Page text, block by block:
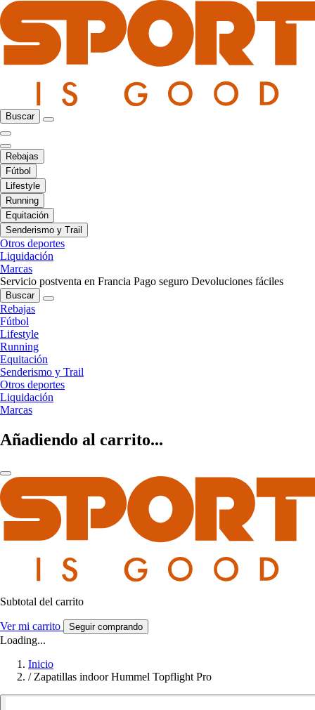
Buscar
Rebajas
Fútbol
Lifestyle
Running
Equitación
Senderismo y Trail
Otros deportes
Liquidación
Marcas
Servicio postventa en Francia Pago seguro Devoluciones fáciles
Buscar
Rebajas
Fútbol
Lifestyle
Running
Equitación
Senderismo y Trail
Otros deportes
Liquidación
Marcas
Añadiendo al carrito...
Subtotal del carrito
Ver mi carrito Seguir comprando
Loading...
Inicio
/ Zapatillas indoor Hummel Topflight Pro